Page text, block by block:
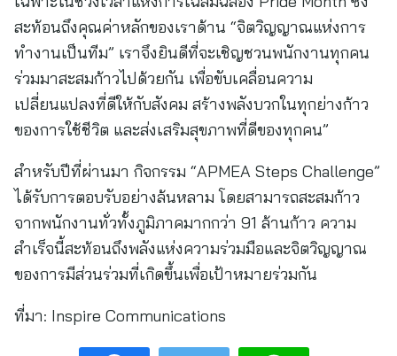
สะท้อนถึงคุณค่าหลักของเราด้าน “จิตวิญญาณแห่งการ
ทำงานเป็นทีม” เราจึงยินดีที่จะเชิญชวนพนักงานทุกคน
ร่วมมาสะสมก้าวไปด้วยกัน เพื่อขับเคลื่อนความ
เปลี่ยนแปลงที่ดีให้กับสังคม สร้างพลังบวกในทุกย่างก้าว
ของการใช้ชีวิต และส่งเสริมสุขภาพที่ดีของทุกคน”
สำหรับปีที่ผ่านมา กิจกรรม “APMEA Steps Challenge”
ได้รับการตอบรับอย่างล้นหลาม โดยสามารถสะสมก้าว
จากพนักงานทั่วทั้งภูมิภาคมากกว่า 91 ล้านก้าว ความ
สำเร็จนี้สะท้อนถึงพลังแห่งความร่วมมือและจิตวิญญาณ
ของการมีส่วนร่วมที่เกิดขึ้นเพื่อเป้าหมายร่วมกัน
ที่มา: Inspire Communications